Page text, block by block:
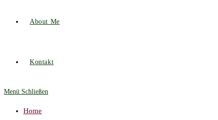
About Me
Kontakt
Menü Schließen
Home